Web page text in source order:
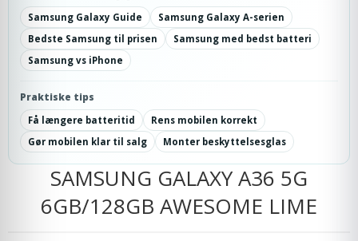
Samsung Galaxy Guide
Samsung Galaxy A-serien
Bedste Samsung til prisen
Samsung med bedst batteri
Samsung vs iPhone
Praktiske tips
Få længere batteritid
Rens mobilen korrekt
Gør mobilen klar til salg
Monter beskyttelsesglas
SAMSUNG GALAXY A36 5G
6GB/128GB AWESOME LIME